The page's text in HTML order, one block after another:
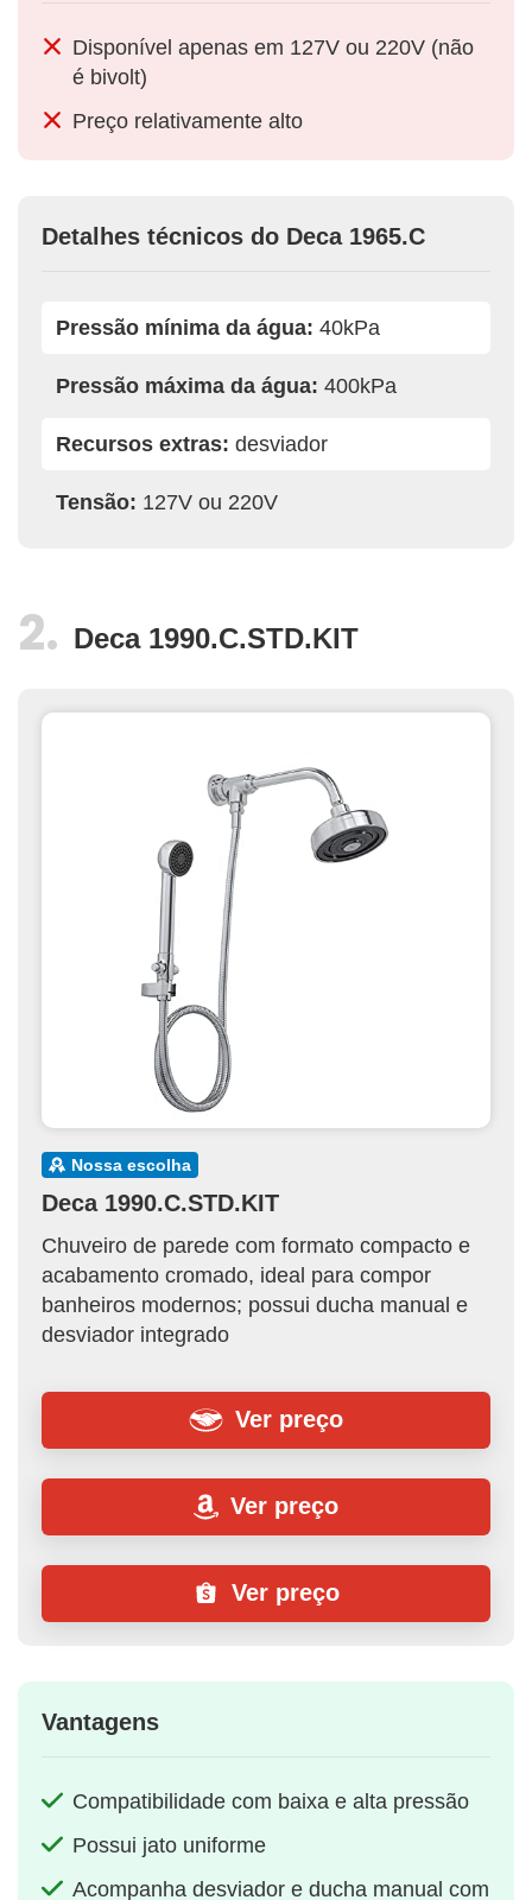
Disponível apenas em 127V ou 220V (não
é bivolt)
Preço relativamente alto
Detalhes técnicos do Deca 1965.C
Pressão mínima da água: 40kPa
Pressão máxima da água: 400kPa
Recursos extras: desviador
Tensão: 127V ou 220V
Deca 1990.C.STD.KIT
nossa escolha
Deca 1990.C.STD.KIT
Chuveiro de parede com formato compacto e
acabamento cromado, ideal para compor
banheiros modernos; possui ducha manual e
desviador integrado
Ver preço
Ver preço
Ver preço
Vantagens
Compatibilidade com baixa e alta pressão
Possui jato uniforme
Acompanha desviador e ducha manual com